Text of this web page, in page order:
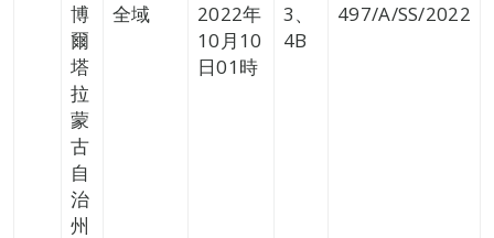
博
爾
塔
拉
蒙
古
自
治
州
全域
2022年
10月10
日01時
3、
4B
497/A/SS/2022